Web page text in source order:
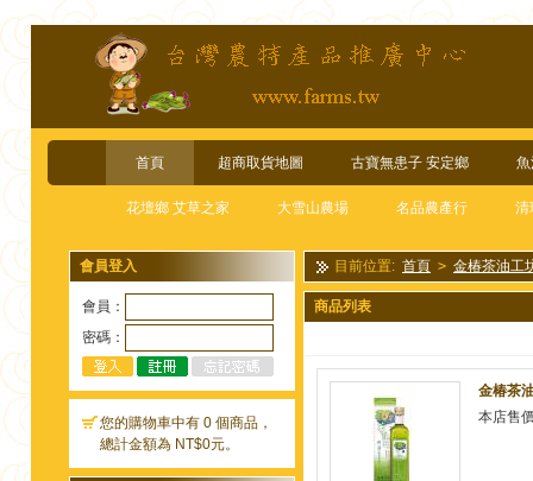
首頁 超商取貨地圖 古寶無患子 安定鄉
花壇鄉 艾草之家 大雪山農場 名品農產行 清
會員登入
會員：
密碼：
您的購物車中有 0 個商品，
總計金額為 NT$0元。
目前位置: 首頁 > 金椿茶油工
商品列表
金椿茶
本店售